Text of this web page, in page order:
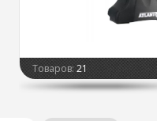
Товаров: 21